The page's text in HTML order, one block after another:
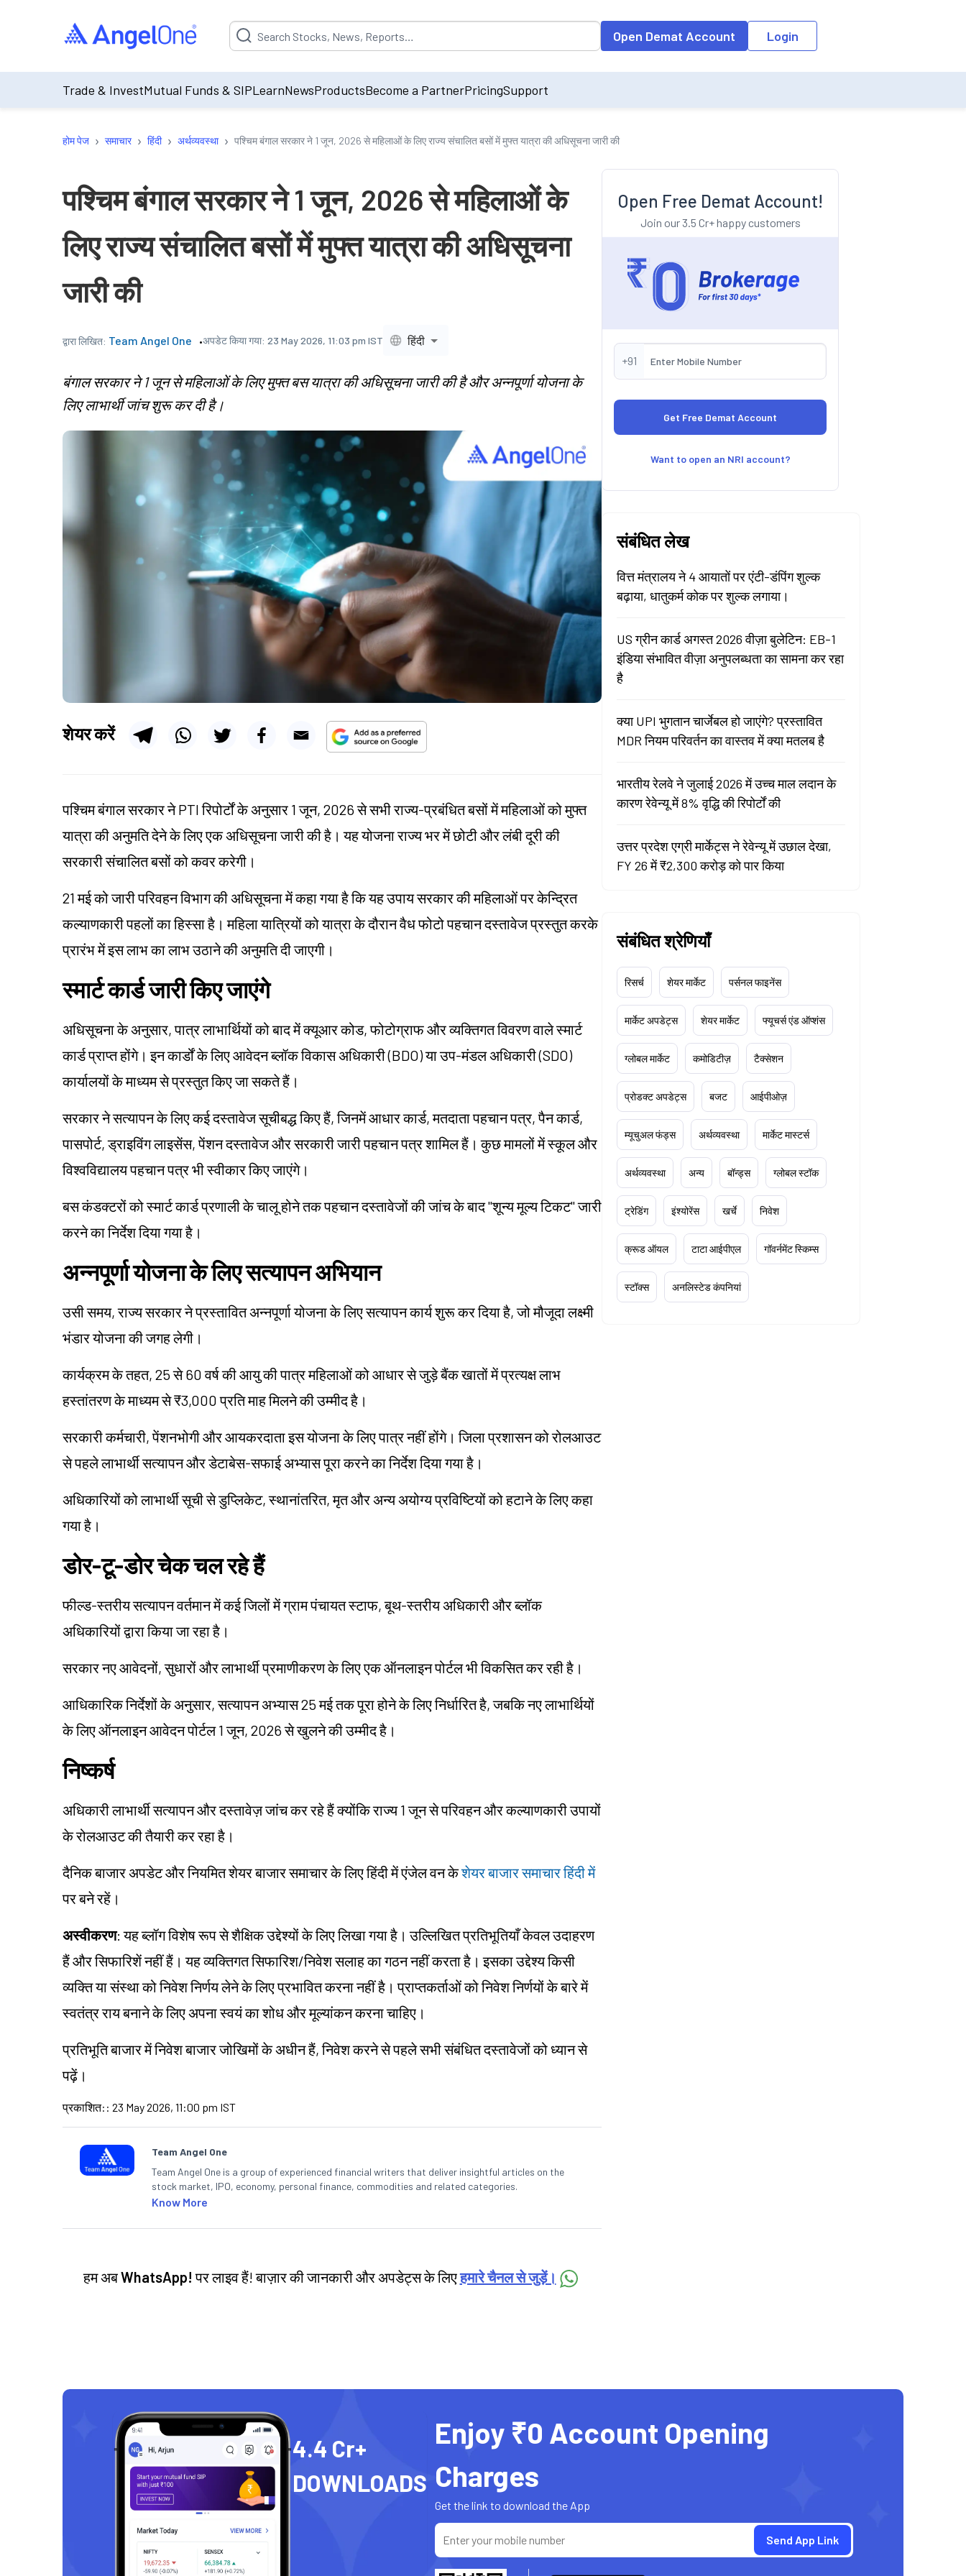
Suggestion will be populated by default on accessing the input field. On entering data into the input field, the suggestion list will be updated as per the
Open Demat Account Login
Trade & InvestMutual Funds & SIPLearnNewsProductsBecome a PartnerPricingSupport
होम पेज › समाचार › हिंदी › अर्थव्यवस्था › पश्चिम बंगाल सरकार ने 1 जून, 2026 से महिलाओं के लिए राज्य संचालित बसों में मुफ्त यात्रा की अधिसूचना जारी की
पश्चिम बंगाल सरकार ने 1 जून, 2026 से महिलाओं के
लिए राज्य संचालित बसों में मुफ्त यात्रा की अधिसूचना
जारी की
द्वारा लिखित: Team Angel One अपडेट किया गया: 23 May 2026, 11:03 pm IST हिंदी
बंगाल सरकार ने 1 जून से महिलाओं के लिए मुफ्त बस यात्रा की अधिसूचना जारी की है और अन्नपूर्णा योजना के
लिए लाभार्थी जांच शुरू कर दी है।
शेयर करें
पश्चिम बंगाल सरकार ने PTI रिपोर्टों के अनुसार 1 जून, 2026 से सभी राज्य-प्रबंधित बसों में महिलाओं को मुफ्त
यात्रा की अनुमति देने के लिए एक अधिसूचना जारी की है। यह योजना राज्य भर में छोटी और लंबी दूरी की
सरकारी संचालित बसों को कवर करेगी।
21 मई को जारी परिवहन विभाग की अधिसूचना में कहा गया है कि यह उपाय सरकार की महिलाओं पर केन्द्रित
कल्याणकारी पहलों का हिस्सा है। महिला यात्रियों को यात्रा के दौरान वैध फोटो पहचान दस्तावेज प्रस्तुत करके
प्रारंभ में इस लाभ का लाभ उठाने की अनुमति दी जाएगी।
स्मार्ट कार्ड जारी किए जाएंगे
अधिसूचना के अनुसार, पात्र लाभार्थियों को बाद में क्यूआर कोड, फोटोग्राफ और व्यक्तिगत विवरण वाले स्मार्ट
कार्ड प्राप्त होंगे। इन कार्डों के लिए आवेदन ब्लॉक विकास अधिकारी (BDO) या उप-मंडल अधिकारी (SDO)
कार्यालयों के माध्यम से प्रस्तुत किए जा सकते हैं।
सरकार ने सत्यापन के लिए कई दस्तावेज सूचीबद्ध किए हैं, जिनमें आधार कार्ड, मतदाता पहचान पत्र, पैन कार्ड,
पासपोर्ट, ड्राइविंग लाइसेंस, पेंशन दस्तावेज और सरकारी जारी पहचान पत्र शामिल हैं। कुछ मामलों में स्कूल और
विश्वविद्यालय पहचान पत्र भी स्वीकार किए जाएंगे।
बस कंडक्टरों को स्मार्ट कार्ड प्रणाली के चालू होने तक पहचान दस्तावेजों की जांच के बाद "शून्य मूल्य टिकट" जारी
करने का निर्देश दिया गया है।
अन्नपूर्णा योजना के लिए सत्यापन अभियान
उसी समय, राज्य सरकार ने प्रस्तावित अन्नपूर्णा योजना के लिए सत्यापन कार्य शुरू कर दिया है, जो मौजूदा लक्ष्मी
भंडार योजना की जगह लेगी।
कार्यक्रम के तहत, 25 से 60 वर्ष की आयु की पात्र महिलाओं को आधार से जुड़े बैंक खातों में प्रत्यक्ष लाभ
हस्तांतरण के माध्यम से ₹3,000 प्रति माह मिलने की उम्मीद है।
सरकारी कर्मचारी, पेंशनभोगी और आयकरदाता इस योजना के लिए पात्र नहीं होंगे। जिला प्रशासन को रोलआउट
से पहले लाभार्थी सत्यापन और डेटाबेस-सफाई अभ्यास पूरा करने का निर्देश दिया गया है।
अधिकारियों को लाभार्थी सूची से डुप्लिकेट, स्थानांतरित, मृत और अन्य अयोग्य प्रविष्टियों को हटाने के लिए कहा
गया है।
डोर-टू-डोर चेक चल रहे हैं
फील्ड-स्तरीय सत्यापन वर्तमान में कई जिलों में ग्राम पंचायत स्टाफ, बूथ-स्तरीय अधिकारी और ब्लॉक
अधिकारियों द्वारा किया जा रहा है।
सरकार नए आवेदनों, सुधारों और लाभार्थी प्रमाणीकरण के लिए एक ऑनलाइन पोर्टल भी विकसित कर रही है।
आधिकारिक निर्देशों के अनुसार, सत्यापन अभ्यास 25 मई तक पूरा होने के लिए निर्धारित है, जबकि नए लाभार्थियों
के लिए ऑनलाइन आवेदन पोर्टल 1 जून, 2026 से खुलने की उम्मीद है।
निष्कर्ष
अधिकारी लाभार्थी सत्यापन और दस्तावेज़ जांच कर रहे हैं क्योंकि राज्य 1 जून से परिवहन और कल्याणकारी उपायों
के रोलआउट की तैयारी कर रहा है।
दैनिक बाजार अपडेट और नियमित शेयर बाजार समाचार के लिए हिंदी में एंजेल वन केशेयर बाजार समाचार हिंदी में
पर बने रहें।
अस्वीकरण: यह ब्लॉग विशेष रूप से शैक्षिक उद्देश्यों के लिए लिखा गया है। उल्लिखित प्रतिभूतियाँ केवल उदाहरण
हैं और सिफारिशें नहीं हैं। यह व्यक्तिगत सिफारिश/निवेश सलाह का गठन नहीं करता है। इसका उद्देश्य किसी
व्यक्ति या संस्था को निवेश निर्णय लेने के लिए प्रभावित करना नहीं है। प्राप्तकर्ताओं को निवेश निर्णयों के बारे में
स्वतंत्र राय बनाने के लिए अपना स्वयं का शोध और मूल्यांकन करना चाहिए।
प्रतिभूति बाजार में निवेश बाजार जोखिमों के अधीन हैं, निवेश करने से पहले सभी संबंधित दस्तावेजों को ध्यान से
पढ़ें।
प्रकाशित: : 23 May 2026, 11:00 pm IST
Team Angel One
Team Angel One is a group of experienced financial writers that deliver insightful articles on the
stock market, IPO, economy, personal finance, commodities and related categories.
Know More
हम अबWhatsApp! पर लाइव हैं! बाज़ार की जानकारी और अपडेट्स के लिएहमारे चैनल से जुड़ें।
Open Free Demat Account!
Join our 3.5 Cr+ happy customers
+91
Want to open an NRI account?
संबंधित लेख
वित्त मंत्रालय ने 4 आयातों पर एंटी-डंपिंग शुल्क
बढ़ाया, धातुकर्म कोक पर शुल्क लगाया।
US ग्रीन कार्ड अगस्त 2026 वीज़ा बुलेटिन: EB-1
इंडिया संभावित वीज़ा अनुपलब्धता का सामना कर रहा
है
क्या UPI भुगतान चार्जेबल हो जाएंगे? प्रस्तावित
MDR नियम परिवर्तन का वास्तव में क्या मतलब है
भारतीय रेलवे ने जुलाई 2026 में उच्च माल लदान के
कारण रेवेन्यू में 8% वृद्धि की रिपोर्टों की
उत्तर प्रदेश एग्री मार्केट्स ने रेवेन्यू में उछाल देखा,
FY 26 में ₹2,300 करोड़ को पार किया
संबंधित श्रेणियाँ
रिसर्च शेयर मार्केट पर्सनल फाइनेंस
मार्केट अपडेट्स शेयर मार्केट फ्यूचर्स एंड ऑप्शंस
ग्लोबल मार्केट कमोडिटीज़ टैक्सेशन
प्रोडक्ट अपडेट्स बजट आईपीओज़
म्यूचुअल फंड्स अर्थव्यवस्था मार्केट मास्टर्स
अर्थव्यवस्था अन्य बॉन्ड्स ग्लोबल स्टॉक
ट्रेडिंग इंश्योरेंस खर्चे निवेश
क्रूड ऑयल टाटा आईपीएल गॉवर्नमेंट स्किम्स
स्टॉक्स अनलिस्टेड कंपनियां
4.4 Cr+
DOWNLOADS
Enjoy ₹0 Account Opening
Charges
Get the link to download the App